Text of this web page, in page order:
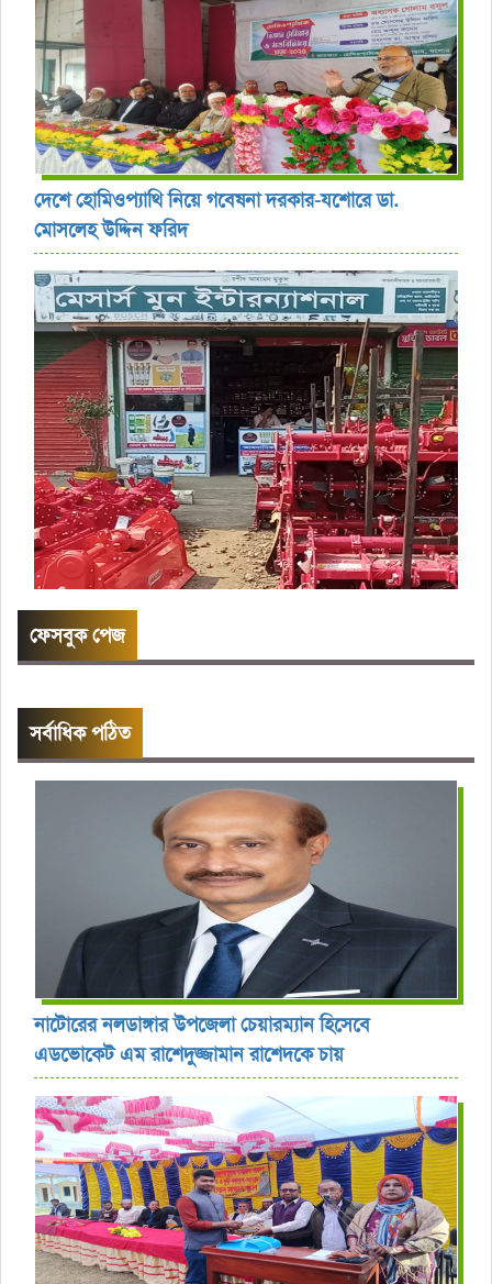
দেশে হোমিওপ্যাথি নিয়ে গবেষনা দরকার-যশোরে ডা.
মোসলেহ উদ্দিন ফরিদ
ফেসবুক পেজ
সর্বাধিক পঠিত
নাটোরের নলডাঙ্গার উপজেলা চেয়ারম্যান হিসেবে
এডভোকেট এম রাশেদুজ্জামান রাশেদকে চায়